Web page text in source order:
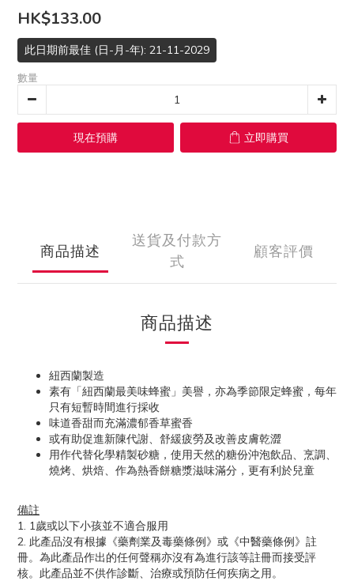
HK$133.00
此日期前最佳 (日-月-年): 21-11-2029
數量
現在預購 立即購買
商品描述
送貨及付款方
式
顧客評價
商品描述
紐西蘭製造
素有「紐西蘭最美味蜂蜜」美譽，亦為季節限定蜂蜜，每年
只有短暫時間進行採收
味道香甜而充滿濃郁香草蜜香
或有助促進新陳代謝、舒緩疲勞及改善皮膚乾澀
用作代替化學精製砂糖，使用天然的糖份沖泡飲品、烹調、
燒烤、烘焙、作為熱香餅糖漿滋味滿分，更有利於兒童
備註
1. 1歲或以下小孩並不適合服用
2. 此產品沒有根據《藥劑業及毒藥條例》或《中醫藥條例》註
冊。為此產品作出的任何聲稱亦沒有為進行該等註冊而接受評
核。此產品並不供作診斷、治療或預防任何疾病之用。